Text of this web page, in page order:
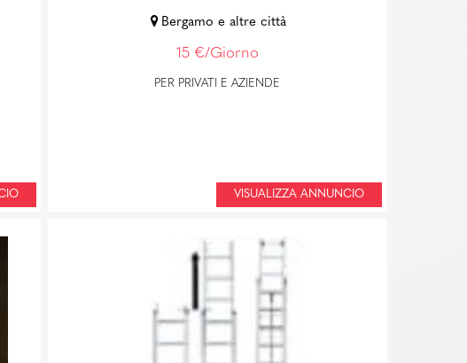
Bergamo e altre città
15 €/Giorno
PER PRIVATI E AZIENDE
VISUALIZZA ANNUNCIO